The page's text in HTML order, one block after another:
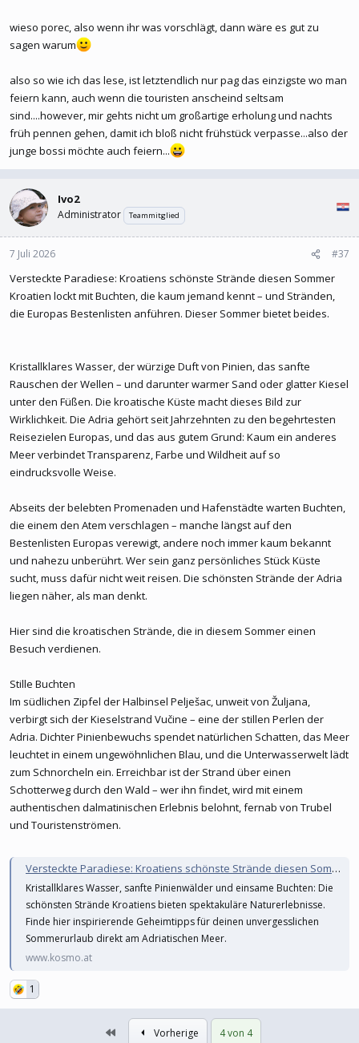
wieso porec, also wenn ihr was vorschlägt, dann wäre es gut zu
sagen warum
also so wie ich das lese, ist letztendlich nur pag das einzigste wo man
feiern kann, auch wenn die touristen anscheind seltsam
sind....however, mir gehts nicht um großartige erholung und nachts
früh pennen gehen, damit ich bloß nicht frühstück verpasse...also der
junge bossi möchte auch feiern...
Ivo2
Administrator Teammitglied
7 Juli 2026 #37
Versteckte Paradiese: Kroatiens schönste Strände diesen Sommer
Kroatien lockt mit Buchten, die kaum jemand kennt – und Stränden,
die Europas Bestenlisten anführen. Dieser Sommer bietet beides.
Kristallklares Wasser, der würzige Duft von Pinien, das sanfte
Rauschen der Wellen – und darunter warmer Sand oder glatter Kiesel
unter den Füßen. Die kroatische Küste macht dieses Bild zur
Wirklichkeit. Die Adria gehört seit Jahrzehnten zu den begehrtesten
Reisezielen Europas, und das aus gutem Grund: Kaum ein anderes
Meer verbindet Transparenz, Farbe und Wildheit auf so
eindrucksvolle Weise.
Abseits der belebten Promenaden und Hafenstädte warten Buchten,
die einem den Atem verschlagen – manche längst auf den
Bestenlisten Europas verewigt, andere noch immer kaum bekannt
und nahezu unberührt. Wer sein ganz persönliches Stück Küste
sucht, muss dafür nicht weit reisen. Die schönsten Strände der Adria
liegen näher, als man denkt.
Hier sind die kroatischen Strände, die in diesem Sommer einen
Besuch verdienen.
Stille Buchten
Im südlichen Zipfel der Halbinsel Pelješac, unweit von Žuljana,
verbirgt sich der Kieselstrand Vučine – eine der stillen Perlen der
Adria. Dichter Pinienbewuchs spendet natürlichen Schatten, das Meer
leuchtet in einem ungewöhnlichen Blau, und die Unterwasserwelt lädt
zum Schnorcheln ein. Erreichbar ist der Strand über einen
Schotterweg durch den Wald – wer ihn findet, wird mit einem
authentischen dalmatinischen Erlebnis belohnt, fernab von Trubel
und Touristenströmen.
Versteckte Paradiese: Kroatiens schönste Strände diesen Sommer
Kristallklares Wasser, sanfte Pinienwälder und einsame Buchten: Die
schönsten Strände Kroatiens bieten spektakuläre Naturerlebnisse.
Finde hier inspirierende Geheimtipps für deinen unvergesslichen
Sommerurlaub direkt am Adriatischen Meer.
www.kosmo.at
1
Erste Vorherige 4 von 4